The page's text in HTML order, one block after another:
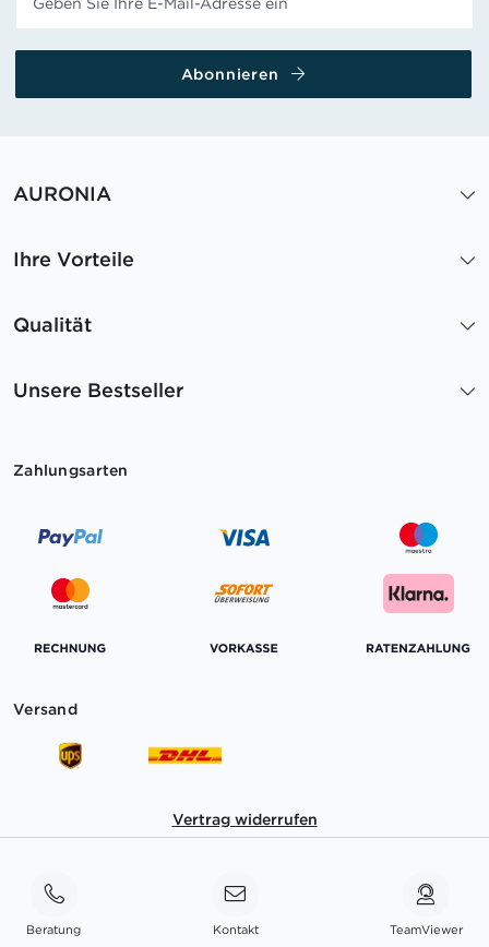
Abonnieren
AURONIA
Ihre Vorteile
Qualität
Unsere Bestseller
Zahlungsarten
Versand
Vertrag widerrufen
Beratung Kontakt TeamViewer